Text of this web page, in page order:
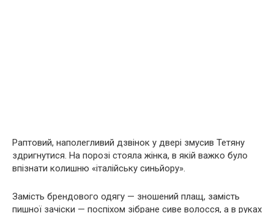
Раптовий, наполегливий дзвінок у двері змусив Тетяну
здригнутися. На порозі стояла жінка, в якій важко було
впізнати колишню «італійську синьйору».
Замість брендового одягу — зношений плащ, замість
пишної зачіски — поспіхом зібране сиве волосся, а в руках